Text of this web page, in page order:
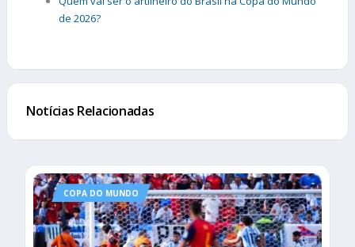
de 2026?
Notícias Relacionadas
COPA DO MUNDO